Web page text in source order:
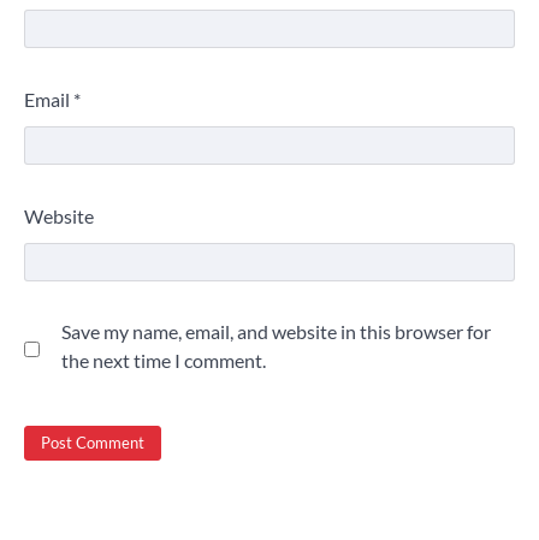
Email *
Website
Save my name, email, and website in this browser for
the next time I comment.